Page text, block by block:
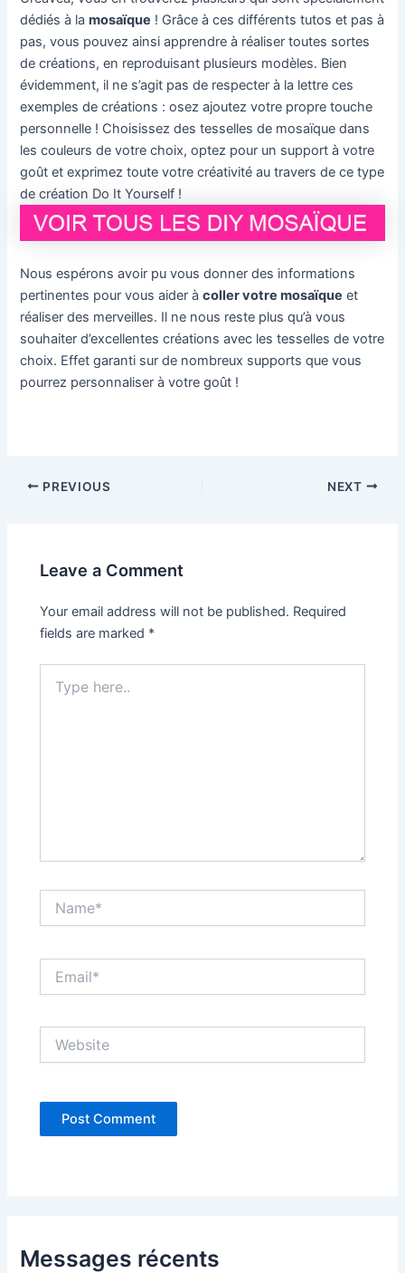
dédiés à lamosaïque ! Grâce à ces différents tutos et pas à
pas, vous pouvez ainsi apprendre à réaliser toutes sortes
de créations, en reproduisant plusieurs modèles. Bien
évidemment, il ne s’agit pas de respecter à la lettre ces
exemples de créations : osez ajoutez votre propre touche
personnelle ! Choisissez des tesselles de mosaïque dans
les couleurs de votre choix, optez pour un support à votre
goût et exprimez toute votre créativité au travers de ce type
de création Do It Yourself !
Nous espérons avoir pu vous donner des informations
pertinentes pour vous aider àcoller votre mosaïque et
réaliser des merveilles. Il ne nous reste plus qu’à vous
souhaiter d’excellentes créations avec les tesselles de votre
choix. Effet garanti sur de nombreux supports que vous
pourrez personnaliser à votre goût !
Post
PREVIOUS NEXT
Leave a Comment
Your email address will not be published. Required
fields are marked *
here..
Messages récents